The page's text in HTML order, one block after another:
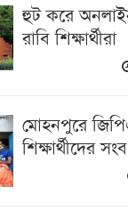
হুট করে
রাবি শিক্ষার্থীরা
মোহনপুরে
শিক্ষার্থীদের